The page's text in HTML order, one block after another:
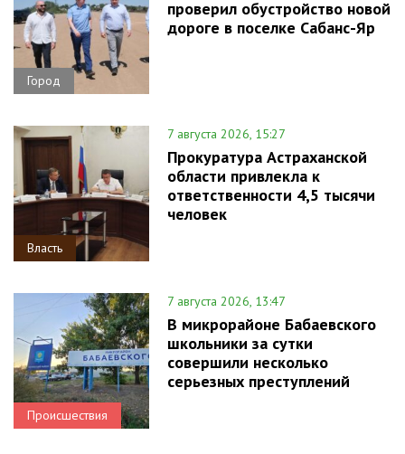
Город
проверил обустройство новой
дороге в поселке Сабанс-Яр
Власть
7 августа 2026, 15:27
Прокуратура Астраханской
области привлекла к
ответственности 4,5 тысячи
человек
Происшествия
7 августа 2026, 13:47
В микрорайоне Бабаевского
школьники за сутки
совершили несколько
серьезных преступлений